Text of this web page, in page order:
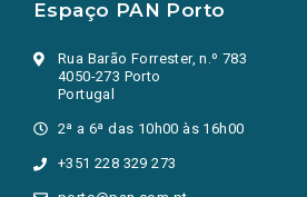
Espaço PAN Porto
Rua Barão Forrester, n.º 783
4050-273 Porto
Portugal
2ª a 6ª das 10h00 às 16h00
+351 228 329 273